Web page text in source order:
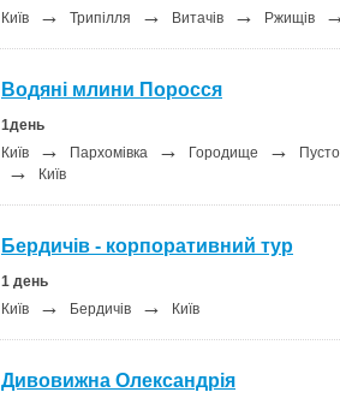
Київ
→ Трипілля → Витачів → Ржищів
Водяні млини Поросся
1день
Київ
→ Пархомівка → Городище →
→ Київ
Бердичів - корпоративний тур
1 день
Київ
→ Бердичів → Київ
Дивовижна Олександрія